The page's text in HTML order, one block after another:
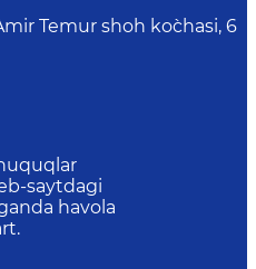
Temur shoh ko`chasi, 6
saytdagi
havola